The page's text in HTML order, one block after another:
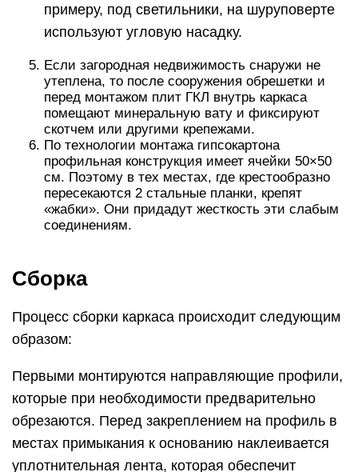
примеру, под светильники, на шуруповерте
используют угловую насадку.
Если загородная недвижимость снаружи не
утеплена, то после сооружения обрешетки и
перед монтажом плит ГКЛ внутрь каркаса
помещают минеральную вату и фиксируют
скотчем или другими крепежами.
По технологии монтажа гипсокартона
профильная конструкция имеет ячейки 50×50
см. Поэтому в тех местах, где крестообразно
пересекаются 2 стальные планки, крепят
«жабки». Они придадут жесткость эти слабым
соединениям.
Сборка
Процесс сборки каркаса происходит следующим
образом:
Первыми монтируются направляющие профили,
которые при необходимости предварительно
обрезаются. Перед закреплением на профиль в
местах примыкания к основанию наклеивается
уплотнительная лента, которая обеспечит